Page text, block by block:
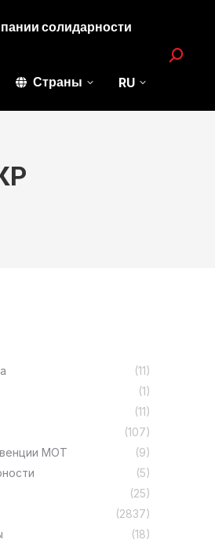
солидарности
Страны RU
Search:
(11)
(1)
(11)
(107)
МОТ
(9)
(5)
(25)
(2837)
(18)